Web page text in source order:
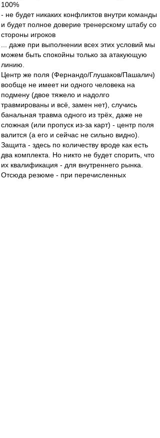
100%
- не будет никаких конфликтов внутри команды
и будет полное доверие тренерскому штабу со
стороны игроков
... даже при выполнении всех этих условий мы
можем быть спокойны только за атакующую
линию.
Центр же поля (Фернандо/Глушаков/Пашалич)
вообще не имеет ни одного человека на
подмену (двое тяжело и надолго
травмированы и всё, замен нет), случись
банальная травма одного из трёх, даже не
сложная (или пропуск из-за карт) - центр поля
валится (а его и сейчас не сильно видно).
Защита - здесь по количеству вроде как есть
два комплекта. Но никто не будет спорить, что
их квалификация - для внутреннего рынка.
Отсюда резюме - при перечисленных